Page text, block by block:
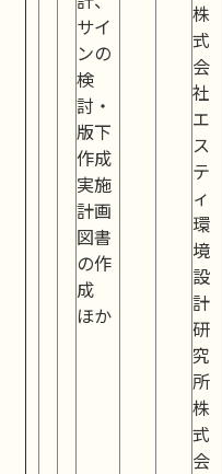
サイ
ンの
検
討・
版下
作成
実施
計画
図書
の作
成
ほか
株
式
会
社
エ
ス
テ
ィ
環
境
設
計
研
究
所
株
式
会